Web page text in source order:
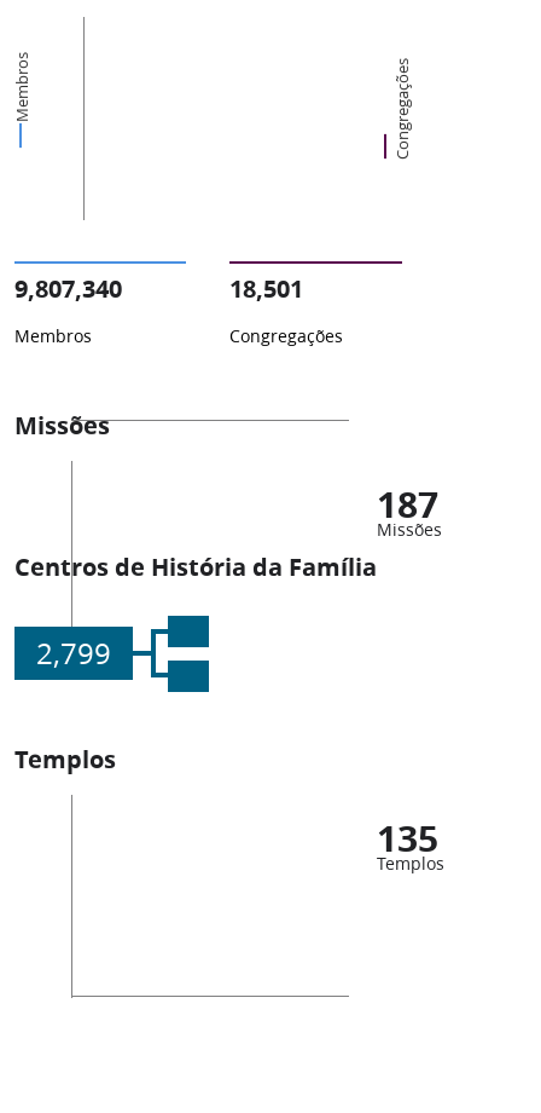
Membros Congregações
9,807,340
Membros
18,501
Congregações
Missões
187
Missões
Centros de História da Família
2,799
Templos
135
Templos